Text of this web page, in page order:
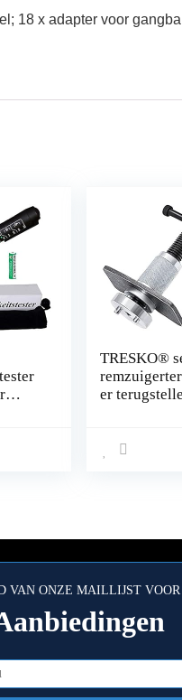
18 x adapter voor
TRESKO®
er
remzuiger bij
VAN ONZE MAILLIJST VOOR